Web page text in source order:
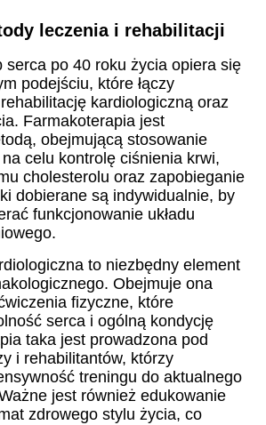
leczenia i rehabilitacji
serca po 40 roku życia opiera się
podejściu, które łączy
kardiologiczną oraz
Farmakoterapia jest
obejmującą stosowanie
celu kontrolę ciśnienia krwi,
cholesterolu oraz zapobieganie
dobierane są indywidualnie, by
funkcjonowanie układu
to niezbędny element
Obejmuje ona
fizyczne, które
serca i ogólną kondycję
taka jest prowadzona pod
i rehabilitantów, którzy
treningu do aktualnego
jest również edukowanie
zdrowego stylu życia, co